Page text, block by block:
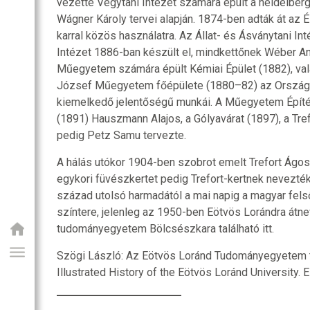
Wágner Károly tervei alapján. 1874-ben adták át az
karral közös használatra. Az Állat- és Ásványtani
Intézet 1886-ban készült el, mindkettőnek Wéber
Műegyetem számára épült Kémiai Épület (1882),
József Műegyetem főépülete (1880–82) az
kiemelkedő jelentőségű munkái. A Műegyetem
(1891) Hauszmann Alajos, a Gólyavárat (1897), a
pedig Petz Samu tervezte.
A hálás utókor 1904-ben szobrot emelt Trefort
egykori füvészkertet pedig Trefort-kertnek
század utolsó harmadától a mai napig a magyar
színtere, jelenleg az 1950-ben Eötvös Lorándra
tudományegyetem Bölcsészkara található itt.
Szögi László: Az Eötvös Loránd
Illustrated History of the Eötvös Loránd University.